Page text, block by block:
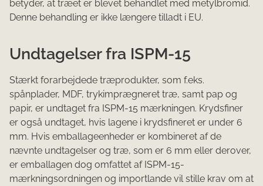
betyder, at træet er blevet behandlet med metylbromid.
Denne behandling er ikke længere tilladt i EU.
Undtagelser fra ISPM-15
Stærkt forarbejdede træprodukter, som f.eks.
spånplader, MDF, trykimprægneret træ, samt pap og
papir, er undtaget fra ISPM-15 mærkningen. Krydsfiner
er også undtaget, hvis lagene i krydsfineret er under 6
mm. Hvis emballageenheder er kombineret af de
nævnte undtagelser og træ, som er 6 mm eller derover,
er emballagen dog omfattet af ISPM-15-
mærkningsordningen og importlande vil stille krav om at